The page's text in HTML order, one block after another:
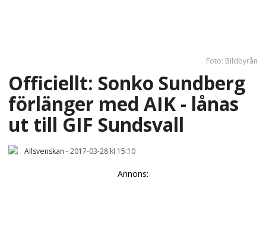
Foto: Bildbyrån
Officiellt: Sonko Sundberg
förlänger med AIK - lånas
ut till GIF Sundsvall
Allsvenskan -2017-03-28 kl 15:10
Annons: